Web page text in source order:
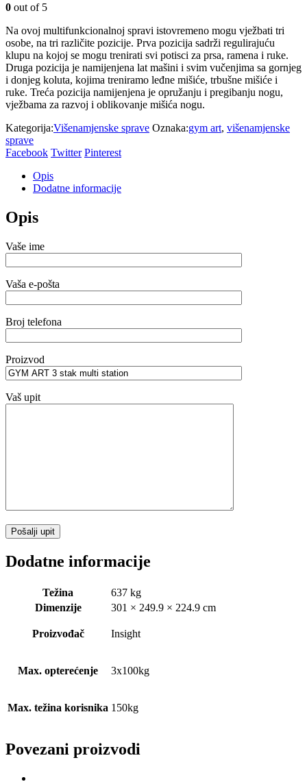
0 out of 5
Na ovoj multifunkcionalnoj spravi istovremeno mogu vježbati tri
osobe, na tri različite pozicije. Prva pozicija sadrži regulirajuću
klupu na kojoj se mogu trenirati svi potisci za prsa, ramena i ruke.
Druga pozicija je namijenjena lat mašini i svim vučenjima sa gornjeg
i donjeg koluta, kojima treniramo leđne mišiće, trbušne mišiće i
ruke. Treća pozicija namijenjena je opružanju i pregibanju nogu,
vježbama za razvoj i oblikovanje mišića nogu.
Kategorija:Višenamjenske sprave Oznaka:gym art, višenamjenske
sprave
Facebook Twitter Pinterest
Opis
Dodatne informacije
Opis
Vaše ime
Vaša e-pošta
Broj telefona
Proizvod
Vaš upit
Dodatne informacije
Težina
637 kg
Dimenzije
301 × 249.9 × 224.9 cm
Proizvođač Insight
Max. opterećenje 3x100kg
Max. težina korisnika 150kg
Povezani proizvodi